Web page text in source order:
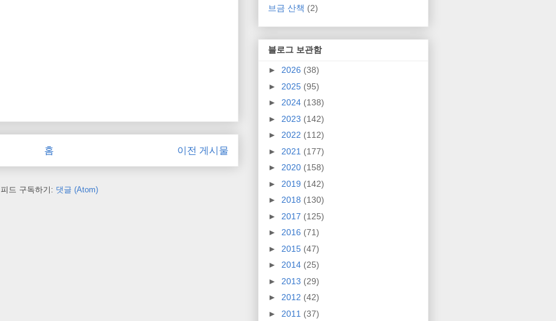
이전 게시물
홈
피드 구독하기: 댓글 (Atom)
브금 산책 (2)
블로그 보관함
► 2026 (38)
► 2025 (95)
► 2024 (138)
► 2023 (142)
► 2022 (112)
► 2021 (177)
► 2020 (158)
► 2019 (142)
► 2018 (130)
► 2017 (125)
► 2016 (71)
► 2015 (47)
► 2014 (25)
► 2013 (29)
► 2012 (42)
► 2011 (37)